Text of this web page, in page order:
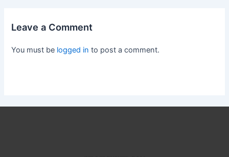
Leave a Comment
You must be logged in to post a comment.